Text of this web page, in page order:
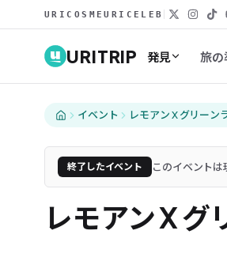
URICOSMEURICELEB
URITRIP 発見 旅の
イベント レモアン X グリーン
終了したイベント このイベントは
レモアン X